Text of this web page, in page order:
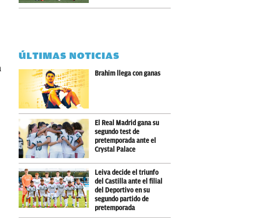
ÚLTIMAS NOTICIAS
Brahim llega con ganas
El Real Madrid gana su
segundo test de
pretemporada ante el
Crystal Palace
Leiva decide el triunfo
del Castilla ante el filial
del Deportivo en su
segundo partido de
pretemporada